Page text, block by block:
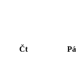
Čt Pá